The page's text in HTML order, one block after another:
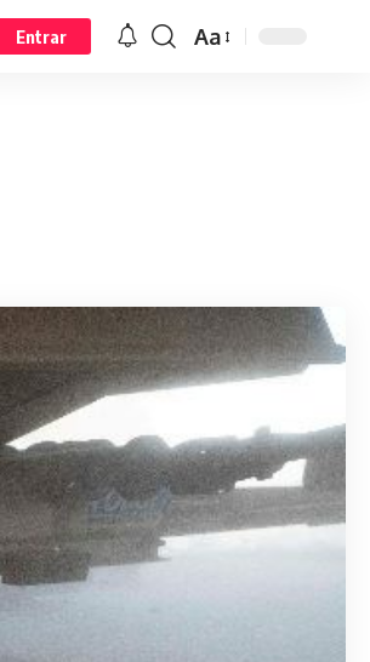
Entrar Aa